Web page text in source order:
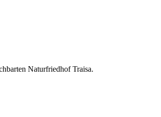
Naturfriedhof Traisa.